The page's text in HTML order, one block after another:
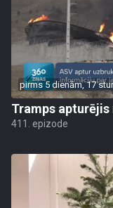
pirms 5 dienām, 17
Tramps
411. epizode